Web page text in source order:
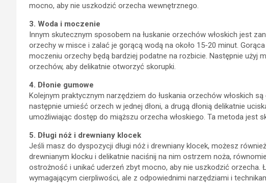
mocno, aby nie uszkodzić orzecha wewnętrznego.
3. Woda i moczenie
Innym skutecznym sposobem na łuskanie orzechów włoskich jest
orzechy w misce i zalać je gorącą wodą na około 15-20 minut.
moczeniu orzechy będą bardziej podatne na rozbicie. Następnie użyj
orzechów, aby delikatnie otworzyć skorupki.
4. Dłonie gumowe
Kolejnym praktycznym narzędziem do łuskania orzechów włoskich
następnie umieść orzech w jednej dłoni, a drugą dłonią delikatnie
umożliwiając dostęp do miąższu orzecha włoskiego. Ta metoda jest
5. Długi nóż i drewniany klocek
Jeśli masz do dyspozycji długi nóż i drewniany klocek, możesz
drewnianym klocku i delikatnie naciśnij na nim ostrzem noża,
ostrożność i unikać uderzeń zbyt mocno, aby nie uszkodzić orzecha.
wymagającym cierpliwości, ale z odpowiednimi narzędziami i